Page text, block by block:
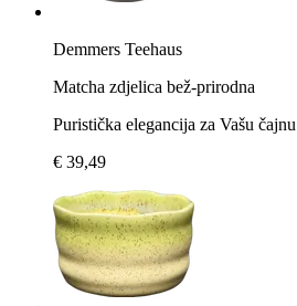
Demmers Teehaus
Matcha zdjelica bež-prirodna
Puristička elegancija za Vašu
€ 39,49